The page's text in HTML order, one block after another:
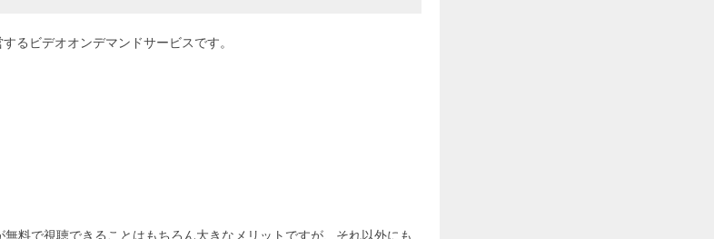
るビデオオンデマンドサービスです。
無料で視聴できることはもちろん大きなメリットですが、それ以外にも